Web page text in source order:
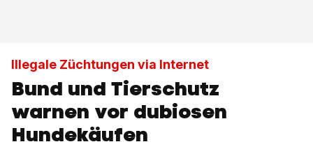
Illegale Züchtungen via Internet
Bund und Tierschutz
warnen vor dubiosen
Hundekäufen